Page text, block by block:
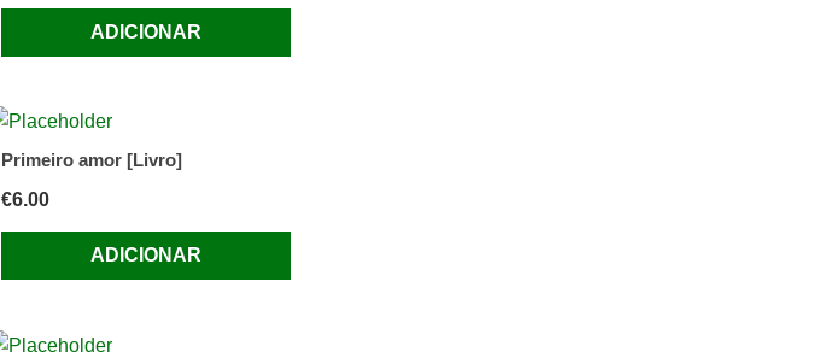
ADICIONAR
Primeiro amor [Livro]
€6.00
ADICIONAR